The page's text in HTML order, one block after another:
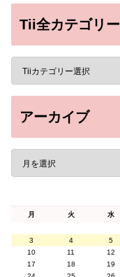
Tii全カテゴリー
アーカイブ
月 火 水
3
4 5
10
11 12
17
18 19